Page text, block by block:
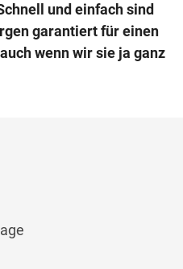
und einfach sind
garantiert für einen
wenn wir sie ja ganz